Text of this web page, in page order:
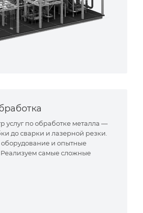
услуг по обработке металла —
до сварки и лазерной резки.
и опытные
самые сложные